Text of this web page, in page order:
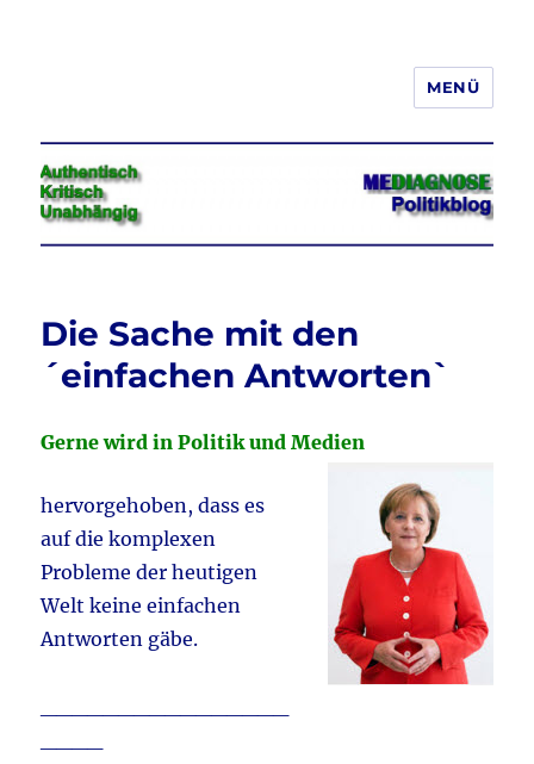
Jeder hat das Recht, seine
Meinung in Wort, Schrift und Bild
frei zu äußern und zu verbreiten
MENÜ
Die Sache mit den
´einfachen Antworten`
Gerne wird in Politik und Medien
hervorgehoben, dass es
auf die komplexen
Probleme der heutigen
Welt keine einfachen
Antworten gäbe.